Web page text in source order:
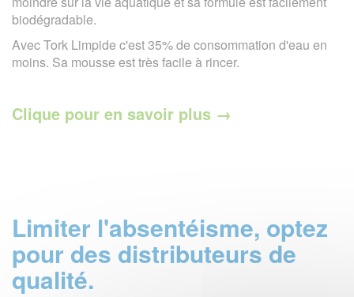
biodégradable.
Avec Tork Limpide c'est 35% de consommation d'eau en
moins. Sa mousse est très facile à rincer.
Clique pour en savoir plus →
Limiter l'absentéisme, optez
pour des distributeurs de
qualité.